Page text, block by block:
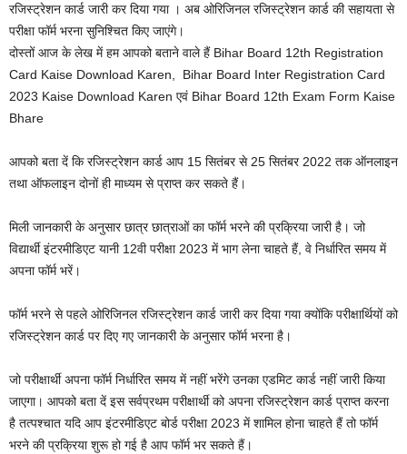
रजिस्ट्रेशन कार्ड जारी कर दिया गया । अब ओरिजिनल रजिस्ट्रेशन कार्ड की सहायता से
परीक्षा फॉर्म भरना सुनिश्चित किए जाएंगे।
दोस्तों आज के लेख में हम आपको बताने वाले हैं Bihar Board 12th Registration
Card Kaise Download Karen, Bihar Board Inter Registration Card
2023 Kaise Download Karen एवं Bihar Board 12th Exam Form Kaise
Bhare
आपको बता दें कि रजिस्ट्रेशन कार्ड आप 15 सितंबर से 25 सितंबर 2022 तक ऑनलाइन
तथा ऑफलाइन दोनों ही माध्यम से प्राप्त कर सकते हैं।
मिली जानकारी के अनुसार छात्र छात्राओं का फॉर्म भरने की प्रक्रिया जारी है। जो
विद्यार्थी इंटरमीडिएट यानी 12वी परीक्षा 2023 में भाग लेना चाहते हैं, वे‌ निर्धारित समय में
अपना फॉर्म भरें।
फॉर्म भरने से पहले ओरिजिनल रजिस्ट्रेशन कार्ड जारी कर दिया गया क्योंकि परीक्षार्थियों को
रजिस्ट्रेशन कार्ड पर दिए गए जानकारी के अनुसार फॉर्म भरना है।
जो परीक्षार्थी अपना फॉर्म निर्धारित समय में नहीं भरेंगे उनका एडमिट कार्ड नहीं जारी किया
जाएगा। आपको बता दें इस सर्वप्रथम परीक्षार्थी को अपना रजिस्ट्रेशन कार्ड प्राप्त करना
है तत्पश्चात यदि आप इंटरमीडिएट बोर्ड परीक्षा 2023 में शामिल होना चाहते हैं तो फॉर्म
भरने की प्रक्रिया शुरू हो गई है आप फॉर्म भर सकते हैं।